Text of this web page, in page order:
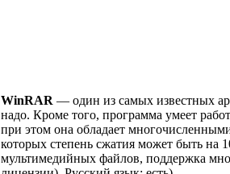
WinRAR — один из самых известных
надо. Кроме того, программа умеет
при этом она обладает
которых степень сжатия может быть на
мультимедийных файлов, поддержка